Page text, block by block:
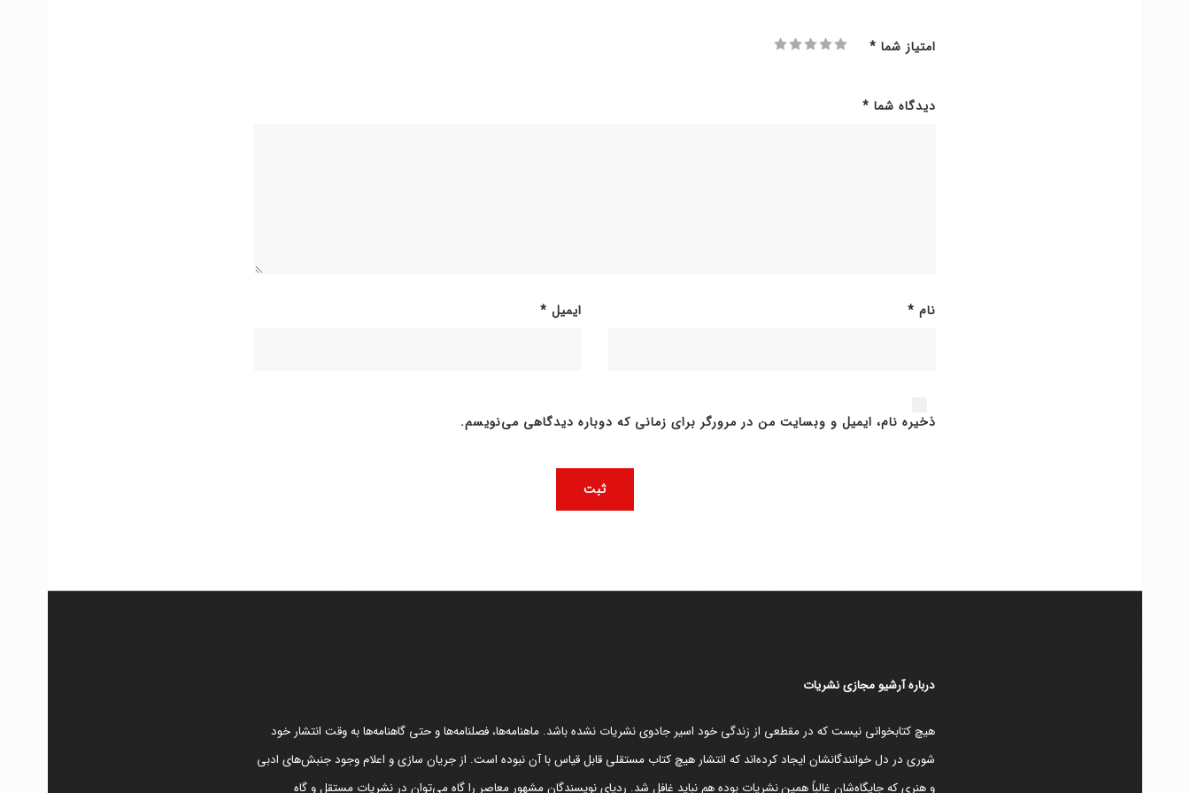
امتیاز شما *
دیدگاه شما *
نام * ایمیل *
ذخیره نام، ایمیل و وبسایت من در مرورگر برای زمانی که دوباره دیدگاهی می‌نویسم.
دربارۀ آرشیو مجازی نشریات
هیچ کتابخوانی نیست که در مقطعی از زندگی خود اسیر جادوی نشریات نشده باشد. ماهنامه‌ها، فصلنامه‌ها و حتی گاهنامه‌ها به وقت انتشار خود
شوری در دل خوانندگانشان ایجاد کرده‌اند که انتشار هیچ کتاب مستقلی قابل قیاس با آن نبوده است. از جریان سازی و اعلام وجود جنبش‌های ادبی
و هنری که جایگاه‌شان غالباً همین نشریات بوده هم نباید غافل شد. ردپای نویسندگان مشهور معاصر را گاه می‌توان در نشریات مستقل و گاه